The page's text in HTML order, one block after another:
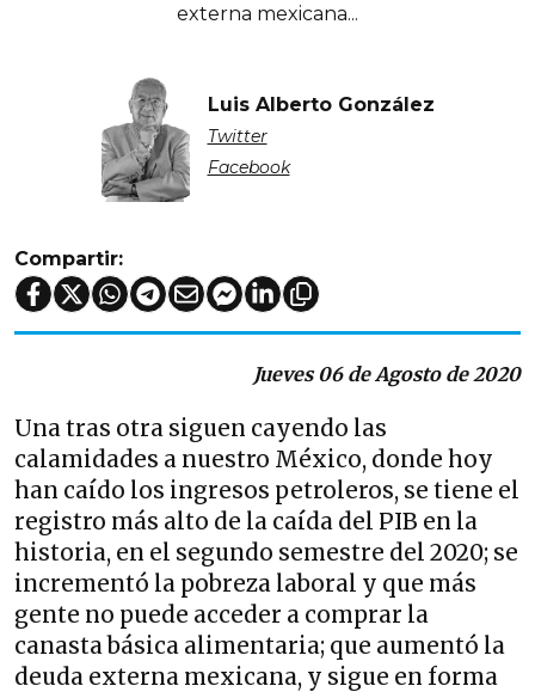
externa mexicana...
Luis Alberto González
Twitter
Facebook
Compartir:
Jueves 06 de Agosto de 2020
Una tras otra siguen cayendo las
calamidades a nuestro México, donde hoy
han caído los ingresos petroleros, se tiene el
registro más alto de la caída del PIB en la
historia, en el segundo semestre del 2020; se
incrementó la pobreza laboral y que más
gente no puede acceder a comprar la
canasta básica alimentaria; que aumentó la
deuda externa mexicana, y sigue en forma